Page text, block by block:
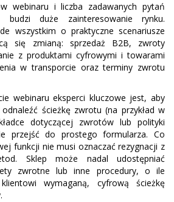
webinaru i liczba zadawanych pytań
duże zainteresowanie rynku.
wszystkim o praktyczne scenariusze
się zmianą: sprzedaż B2B, zwroty
z produktami cyfrowymi i towarami
w transporcie oraz terminy zwrotu
webinaru eksperci kluczowe jest, aby
ścieżkę zwrotu (na przykład w
dotyczącej zwrotów lub polityki
przejść do prostego formularza. Co
funkcji nie musi oznaczać rezygnacji z
Sklep może nadal udostępniać
zwrotne lub inne procedury, o ile
wymaganą, cyfrową ścieżkę